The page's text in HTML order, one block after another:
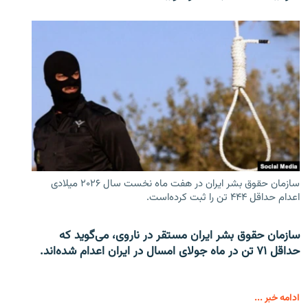
سازمان حقوق بشر ایران در هفت ماه نخست سال ۲۰۲۶ میلادی
اعدام حداقل ۴۴۴ تن را ثبت کرده‌است.
سازمان حقوق بشر ایران مستقر در ناروی، می‌گوید که
حداقل ۷۱ تن در ماه جولای امسال در ایران اعدام شده‌اند.
ادامه خبر ...